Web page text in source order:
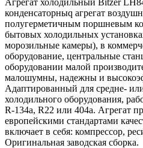
конденсаторныq агрегат
полугерметичным поршневым
бытовых холодильных
морозильные камеры), в
оборудование, центральные
оборудовании малой
малошумны, надежны и
Адаптированный для средне-
холодильного оборудования,
R-134a, R22 или 404a. Агрегат
европейскими стандартами
включает в себя: компрессор,
Оригинальная заводская сборка.